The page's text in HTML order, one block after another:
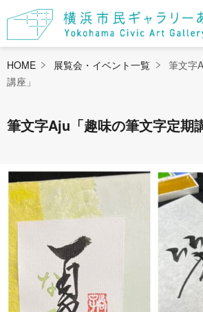
HOME 展覧会・イベント一覧
筆文字
講座」
筆文字Aju「趣味の筆文字定期